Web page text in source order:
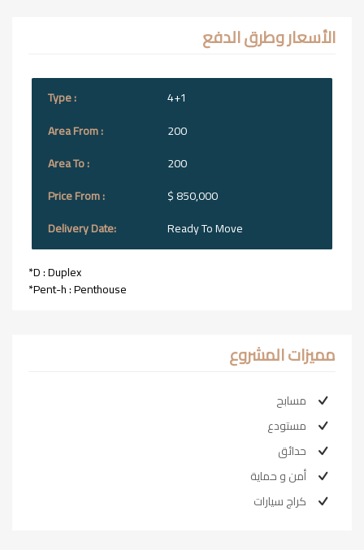
الأسعار وطرق الدفع
4+1
200
200
$ 850,000
Ready To Move
*D : Duplex
*Pent-h : Penthouse
مميزات المشروع
مسابح
مستودع
حدائق
أمن و حماية
كراج سيارات